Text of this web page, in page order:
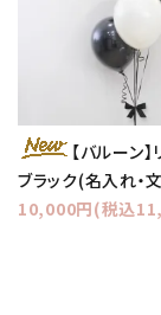
【バルーン
ブラック(名入れ・
10,000円(税込